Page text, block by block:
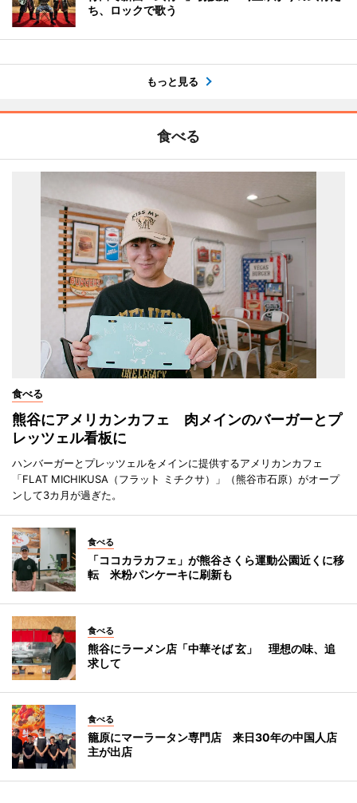
ち、ロックで歌う
もっと見る
食べる
食べる
熊谷にアメリカンカフェ 肉メインのバーガーとプ
レッツェル看板に
ハンバーガーとプレッツェルをメインに提供するアメリカンカフェ
「FLAT MICHIKUSA（フラット ミチクサ）」（熊谷市石原）がオープ
ンして3カ月が過ぎた。
食べる
「ココカラカフェ」が熊谷さくら運動公園近くに移
転 米粉パンケーキに刷新も
食べる
熊谷にラーメン店「中華そば 玄」 理想の味、追
求して
食べる
籠原にマーラータン専門店 来日30年の中国人店
主が出店